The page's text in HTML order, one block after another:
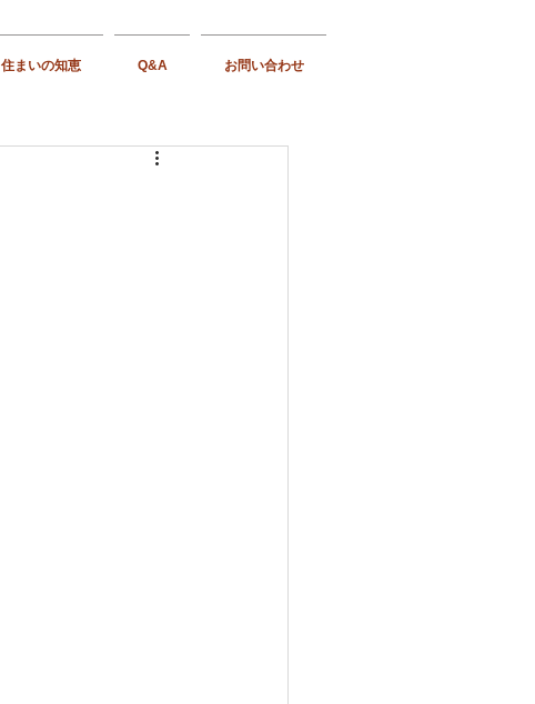
住まいの知恵 Q&A お問い合わせ